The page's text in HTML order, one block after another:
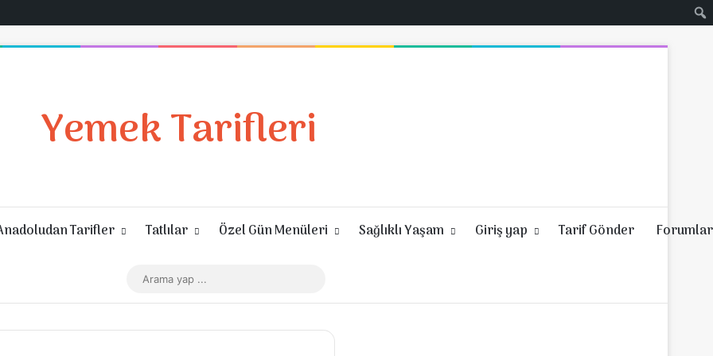
Yemek Tarifleri
Tarifler Tatlılar Özel Gün Menüleri Sağlıklı Yaşam Giriş yap Tarif Gönder Forumlar
Rastgele Makale
Kenar Bölmesi
Dış görünümü değiştir
yap
...